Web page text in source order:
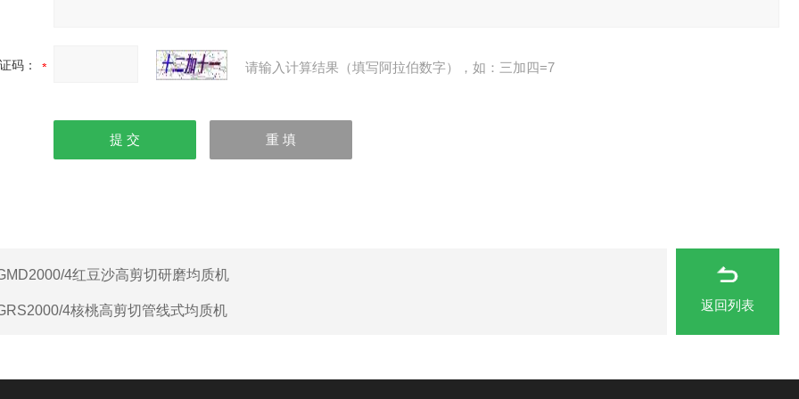
码： 请输入计算结果（填写阿拉伯数字），如：三加四=7
4红豆沙高剪切研磨均质机
4核桃高剪切管线式均质机 返回列表